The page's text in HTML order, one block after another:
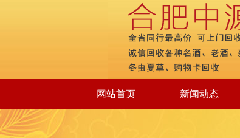
网站首页 新闻动态